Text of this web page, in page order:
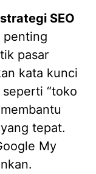
SEO
penting
pasar
kata kunci
“toko
tepat.
My